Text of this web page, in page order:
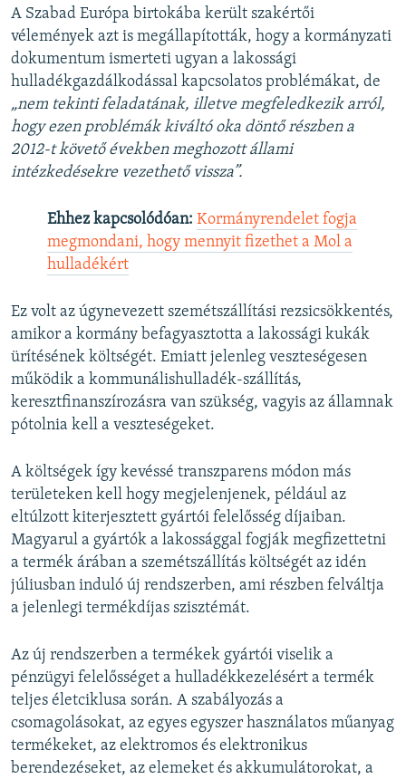
A Szabad Európa birtokába került szakértői
vélemények azt is megállapították, hogy a kormányzati
dokumentum ismerteti ugyan a lakossági
hulladékgazdálkodással kapcsolatos problémákat, de
„nem tekinti feladatának, illetve megfeledkezik arról,
hogy ezen problémák kiváltó oka döntő részben a
2012-t követő években meghozott állami
intézkedésekre vezethető vissza”.
Ehhez kapcsolódóan: Kormányrendelet fogja
megmondani, hogy mennyit fizethet a Mol a
hulladékért
Ez volt az úgynevezett szemétszállítási rezsicsökkentés,
amikor a kormány befagyasztotta a lakossági kukák
ürítésének költségét. Emiatt jelenleg veszteségesen
működik a kommunálishulladék-szállítás,
keresztfinanszírozásra van szükség, vagyis az államnak
pótolnia kell a veszteségeket.
A költségek így kevéssé transzparens módon más
területeken kell hogy megjelenjenek, például az
eltúlzott kiterjesztett gyártói felelősség díjaiban.
Magyarul a gyártók a lakossággal fogják megfizettetni
a termék árában a szemétszállítás költségét az idén
júliusban induló új rendszerben, ami részben felváltja
a jelenlegi termékdíjas szisztémát.
Az új rendszerben a termékek gyártói viselik a
pénzügyi felelősséget a hulladékkezelésért a termék
teljes életciklusa során. A szabályozás a
csomagolásokat, az egyes egyszer használatos műanyag
termékeket, az elektromos és elektronikus
berendezéseket, az elemeket és akkumulátorokat, a